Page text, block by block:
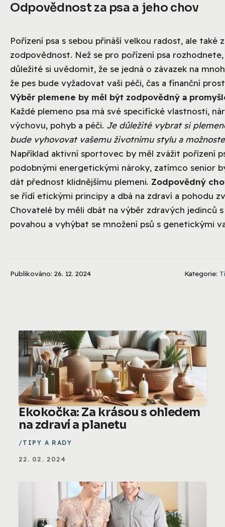
Odpovědnost za psa a jeho chov
Pořízení psa s sebou přináší velkou radost, ale také
zodpovědnost. Než se pro pořízení psa
důležité si uvědomit, že se jedná o závazek na
že pes bude vyžadovat vaši péči, čas a finanční
Výběr plemene by měl být zodpovědný a
Každé plemeno psa má své specifické vlastnosti,
výchovu, pohyb a péči. Je důležité vybrat si
bude vyhovovat vašemu životnímu stylu a
Například aktivní sportovec by měl zvážit pořízení
podobnými energetickými nároky, zatímco senior
dát přednost klidnějšímu plemeni. Zodpovědný
se řídí etickými principy a dbá na zdraví a pohodu
Chovatelé by měli dbát na výběr zdravých jedinců
povahou a vyhýbat se množení psů s genetickými
Publikováno: 26. 12. 2024 Kategorie:
Ekokočka: Za krásou s ohledem
na zdraví a planetu
TIPY A RADY
22. 02. 2024